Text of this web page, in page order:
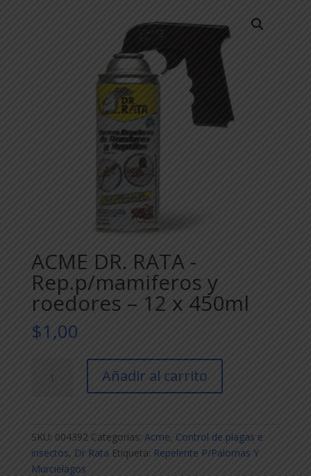
ACME DR. RATA -
Rep.p/mamiferos y
roedores – 12 x 450ml
$1,00
roedores
Añadir al carrito
SKU: 004392 Categorías: Acme, Control de plagas e
insectos, Dr Rata Etiqueta: Repelente P/Palomas Y
Murcielagos